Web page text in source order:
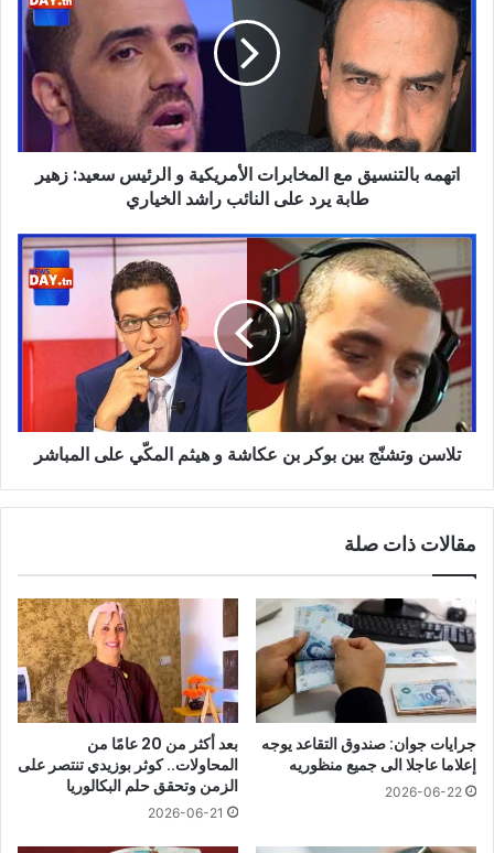
مع
المخابرات
الأمريكية
الرئيس
سعيد:
زهير
طابة
النائب
راشد
الخياري
اتهمه بالتنسيق مع المخابرات الأمريكية و الرئيس سعيد: زهير
طابة يرد على النائب راشد الخياري
تلاسن
وتشنّج
بوكر
بن
عكاشة
و
هيثم
المكّي
علىتلاسن وتشنّج بين بوكر بن عكاشة و هيثم المكّي على المباشر
مقالات ذات صلة
جرايات جوان: صندوق التقاعد يوجه
إعلاما عاجلا الى جميع منظوريه
2026-06-22
بعد أكثر من 20 عامًا من
المحاولات.. كوثر بوزيدي تنتصر على
الزمن وتحقق حلم البكالوريا
2026-06-21